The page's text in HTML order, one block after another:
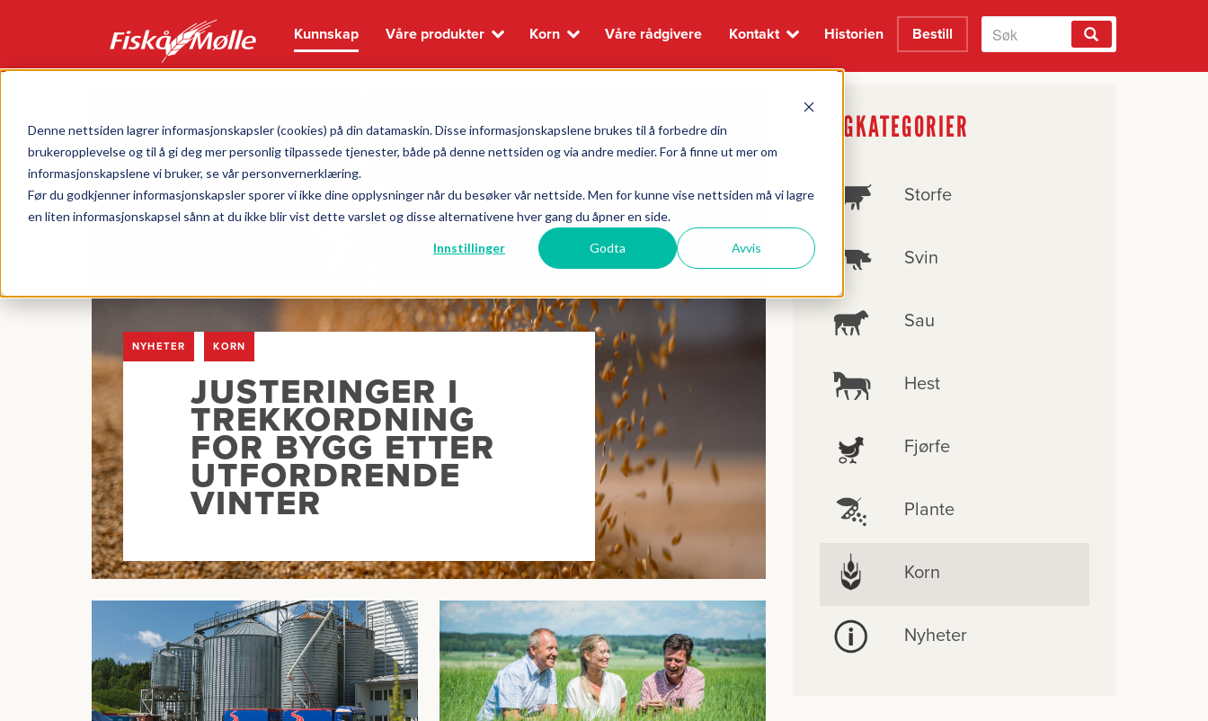
Denne nettsiden lagrer informasjonskapsler (cookies) på din datamaskin. Disse informasjonskapslene brukes til å forbedre din
brukeropplevelse og til å gi deg mer personlig tilpassede tjenester, både på denne nettsiden og via andre medier. For å finne ut mer om
informasjonskapslene vi bruker, se vår personvernerklæring.
Før du godkjenner informasjonskapsler sporer vi ikke dine opplysninger når du besøker vår nettside. Men for kunne vise nettsiden må vi lagre
en liten informasjonskapsel sånn at du ikke blir vist dette varslet og disse alternativene hver gang du åpner en side.
Innstillinger Godta Avvis
Kunnskap Våre produkter Korn Våre rådgivere Kontakt Historien Bestill
NYHETER KORN
JUSTERINGER I
TREKKORDNING
FOR BYGG ETTER
UTFORDRENDE
VINTER
FAGKATEGORIER
Storfe
Svin
Sau
Hest
Fjørfe
Plante
Korn
Nyheter